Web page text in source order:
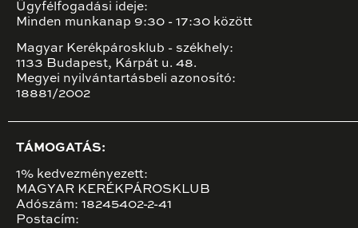
Ügyfélfogadási ideje:
Minden munkanap 9:30 - 17:30 között
Magyar Kerékpárosklub - székhely:
1133 Budapest, Kárpát u. 48.
Megyei nyilvántartásbeli azonosító:
18881/2002
TÁMOGATÁS:
1% kedvezményezett:
MAGYAR KERÉKPÁROSKLUB
Adószám: 18245402-2-41
Postacím: